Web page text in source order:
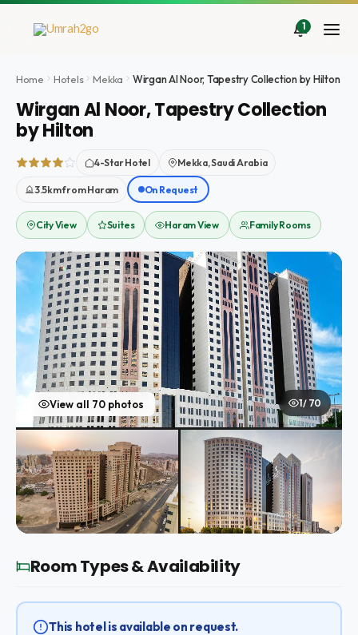
Doorgaan
1
Home Hotels Mekka Wirgan Al Noor, Tapestry Collection by Hilton
Wirgan Al Noor, Tapestry Collection
by Hilton
4-Star Hotel Mekka, Saudi Arabia
3.5km from Haram On Request
City View Suites Haram View Family Rooms
View all 70 photos 1 / 70
Room Types & Availability
This hotel is available on request.